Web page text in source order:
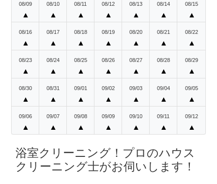
08/09
▲
08/10
▲
08/11
▲
08/12
▲
08/13
▲
08/14
▲
08/15
▲
08/16
▲
08/17
▲
08/18
▲
08/19
▲
08/20
▲
08/21
▲
08/22
▲
08/23
▲
08/24
▲
08/25
▲
08/26
▲
08/27
▲
08/28
▲
08/29
▲
08/30
▲
08/31
▲
09/01
▲
09/02
▲
09/03
▲
09/04
▲
09/05
▲
09/06
▲
09/07
▲
09/08
▲
09/09
▲
09/10
▲
09/11
▲
09/12
▲
浴室クリーニング！プロのハウス
クリーニング士がお伺いします！